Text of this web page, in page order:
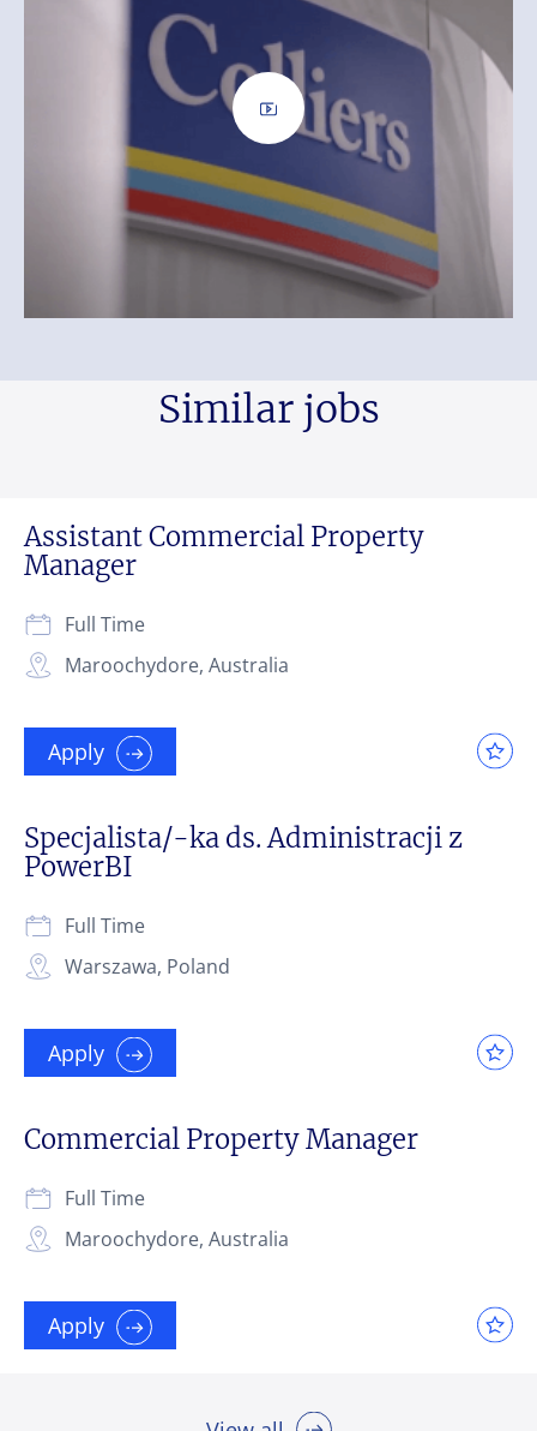
Similar jobs
Assistant Commercial Property
Manager
Maroochydore, Australia
Full Time
Apply
Specjalista/-ka ds. Administracji z
PowerBI
Warszawa, Poland
Full Time
Apply
Commercial Property Manager
Maroochydore, Australia
Full Time
Apply